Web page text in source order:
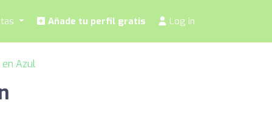
Añade tu perfil gratis Log in
Azul